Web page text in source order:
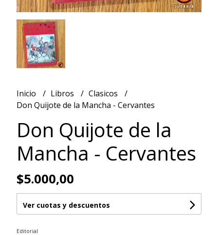
Inicio Libros
Clasicos
Don Quijote de la Mancha - Cervantes
Don Quijote de la
Mancha - Cervantes
$5.000,00
Ver cuotas y descuentos
Editorial